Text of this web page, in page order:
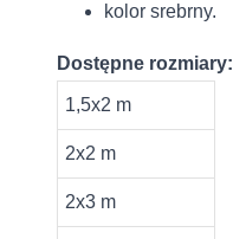
kolor srebrny.
Dostępne rozmiary:
1,5x2 m
2x2 m
2x3 m